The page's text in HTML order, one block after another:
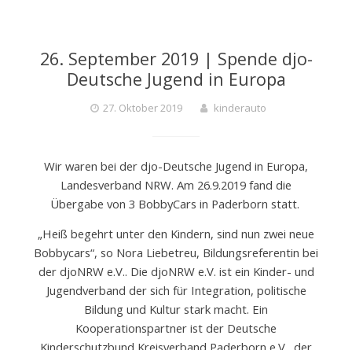
26. September 2019 | Spende djo-
Deutsche Jugend in Europa
27. Oktober 2019 kinderauto
Wir waren bei der djo-Deutsche Jugend in Europa,
Landesverband NRW. Am 26.9.2019 fand die
Übergabe von 3 BobbyCars in Paderborn statt.
„Heiß begehrt unter den Kindern, sind nun zwei neue
Bobbycars“, so Nora Liebetreu, Bildungsreferentin bei
der djoNRW e.V.. Die djoNRW e.V. ist ein Kinder- und
Jugendverband der sich für Integration, politische
Bildung und Kultur stark macht. Ein
Kooperationspartner ist der Deutsche